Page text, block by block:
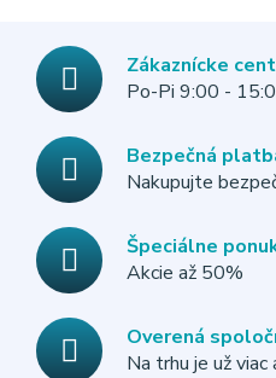
Zákaznícke
Po-Pi 9:00 -
Bezpečná
Nakupujte
Špeciálne
Akcie až 50%
Overená
Na trhu je už